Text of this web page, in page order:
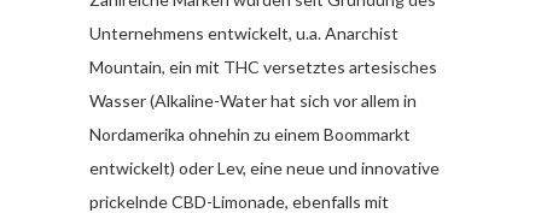
Unternehmens entwickelt, u.a. Anarchist
Mountain, ein mit THC versetztes artesisches
Wasser (Alkaline-Water hat sich vor allem in
Nordamerika ohnehin zu einem Boommarkt
entwickelt) oder Lev, eine neue und innovative
prickelnde CBD-Limonade, ebenfalls mit